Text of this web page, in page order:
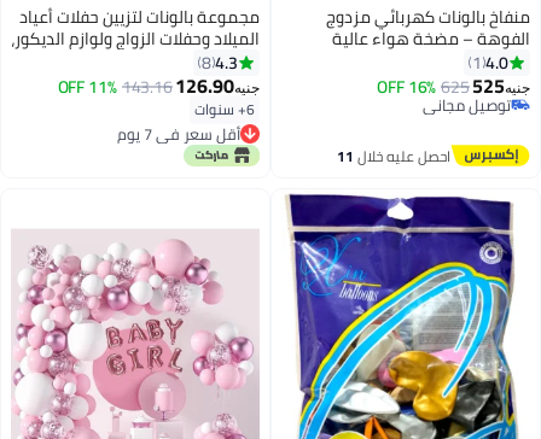
منفاخ بالونات كهربائي مزدوج
الفوهة – مضخة هواء عالية
السرعة لحفلات أعياد الميلاد
والمناسبات
4.0
1
جنيه525
625
16% OFF
توصيل مجاني
توصيل مجاني
احصل عليه خلال 11
مجموعة بالونات لتزيين حفلات أعياد
الميلاد وحفلات الزواج ولوازم الديكور،
مصنوعة من الألومنيوم بلون ذهبي
وردي، مقاس 18 بوصة
4.3
8
جنيه126.90
143.16
11% OFF
6+ سنوات
أقل سعر في 7 يوم
أقل سعر في 7 يوم